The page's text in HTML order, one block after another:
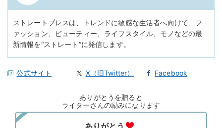
ストレートプレスは、トレンドに敏感な生活者へ向けて、フ
ァッション、ビューティー、ライフスタイル、モノなどの最
新情報を“ストレート”に発信します。
公式サイト X（旧Twitter） Facebook
ありがとうを贈ると
ライターさんの励みになります